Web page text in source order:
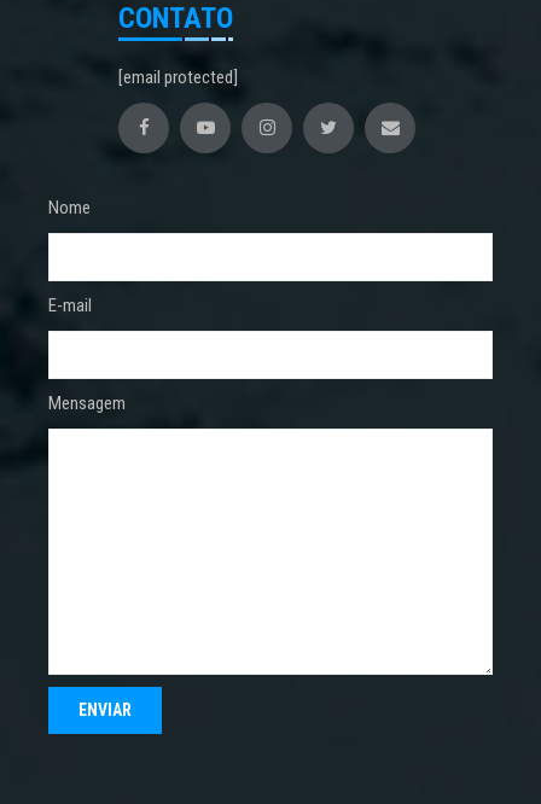
CONTATO
[email protected]
Nome
E-mail
Mensagem